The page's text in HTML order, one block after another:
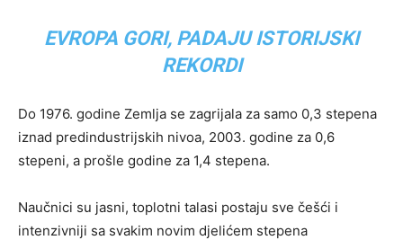
EVROPA GORI, PADAJU ISTORIJSKI
REKORDI
Do 1976. godine Zemlja se zagrijala za samo 0,3 stepena
iznad predindustrijskih nivoa, 2003. godine za 0,6
stepeni, a prošle godine za 1,4 stepena.
Naučnici su jasni, toplotni talasi postaju sve češći i
intenzivniji sa svakim novim djelićem stepena